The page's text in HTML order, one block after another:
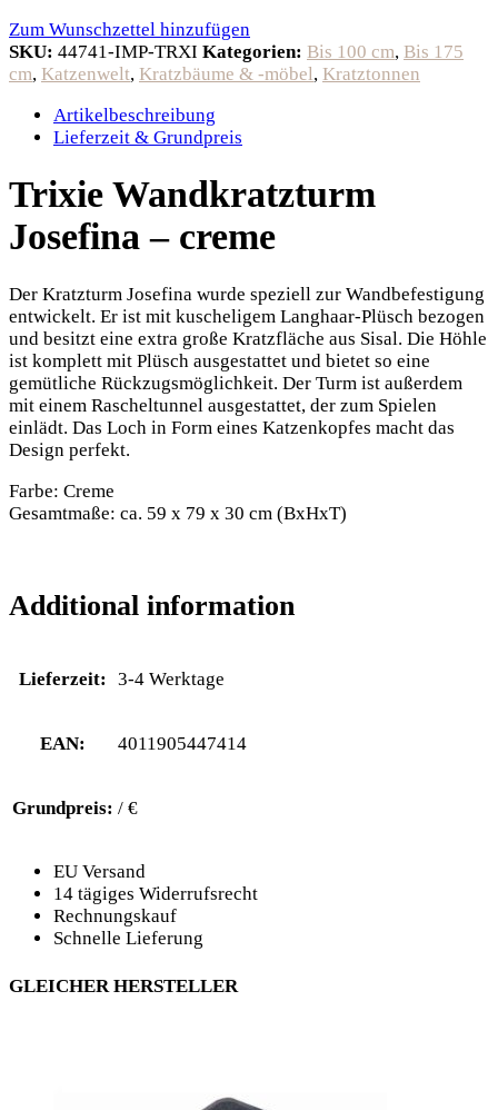
Zum Wunschzettel hinzufügen
SKU: 44741-IMP-TRXI Kategorien: Bis 100 cm, Bis 175
cm, Katzenwelt, Kratzbäume & -möbel, Kratztonnen
Artikelbeschreibung
Lieferzeit & Grundpreis
Trixie Wandkratzturm
Josefina – creme
Der Kratzturm Josefina wurde speziell zur Wandbefestigung
entwickelt. Er ist mit kuscheligem Langhaar-Plüsch bezogen
und besitzt eine extra große Kratzfläche aus Sisal. Die Höhle
ist komplett mit Plüsch ausgestattet und bietet so eine
gemütliche Rückzugsmöglichkeit. Der Turm ist außerdem
mit einem Rascheltunnel ausgestattet, der zum Spielen
einlädt. Das Loch in Form eines Katzenkopfes macht das
Design perfekt.
Farbe: Creme
Gesamtmaße: ca. 59 x 79 x 30 cm (BxHxT)
Additional information
Lieferzeit: 3-4 Werktage
EAN: 4011905447414
Grundpreis: / €
EU Versand
14 tägiges Widerrufsrecht
Rechnungskauf
Schnelle Lieferung
GLEICHER HERSTELLER